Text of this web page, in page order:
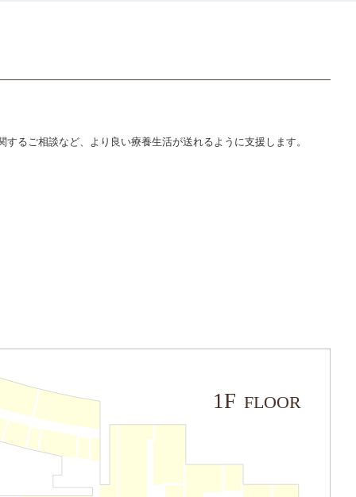
るご相談など、より良い療養生活が送れるように支援します。